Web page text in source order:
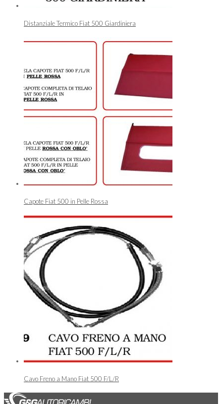
Distanziale Termico Fiat 500 Giardiniera
Capote Fiat 500 in Pelle Rossa
Cavo Freno a Mano Fiat 500 F/L/R